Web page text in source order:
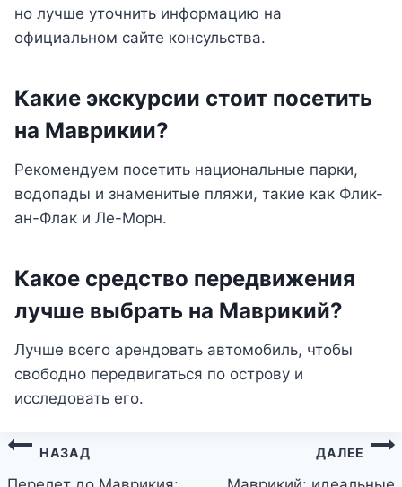
но лучше уточнить информацию на
официальном сайте консульства.
Какие экскурсии стоит посетить
на Маврикии?
Рекомендуем посетить национальные парки,
водопады и знаменитые пляжи, такие как Флик-
ан-Флак и Ле-Морн.
Какое средство передвижения
лучше выбрать на Маврикий?
Лучше всего арендовать автомобиль, чтобы
свободно передвигаться по острову и
исследовать его.
Навигация
НАЗАД ДАЛЕЕ